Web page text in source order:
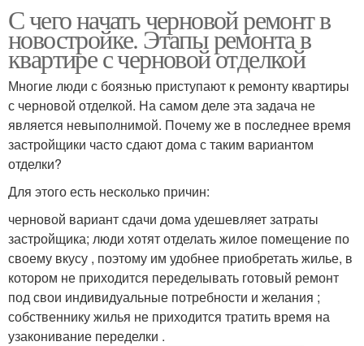
С чего начать черновой ремонт в
новостройке. Этапы ремонта в
квартире с черновой отделкой
Многие люди с боязнью приступают к ремонту квартиры
с черновой отделкой. На самом деле эта задача не
является невыполнимой. Почему же в последнее время
застройщики часто сдают дома с таким вариантом
отделки?
Для этого есть несколько причин:
черновой вариант сдачи дома удешевляет затраты
застройщика; люди хотят отделать жилое помещение по
своему вкусу , поэтому им удобнее приобретать жилье, в
котором не приходится переделывать готовый ремонт
под свои индивидуальные потребности и желания ;
собственнику жилья не приходится тратить время на
узаконивание переделки .